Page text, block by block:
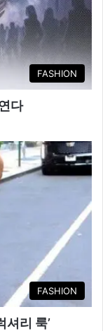
FASHION
다
FASHION
셔리 룩’